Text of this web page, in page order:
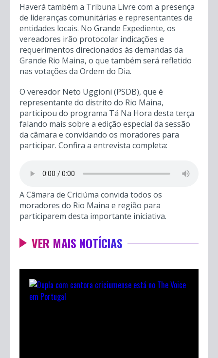
Haverá também a Tribuna Livre com a presença
de lideranças comunitárias e representantes de
entidades locais. No Grande Expediente, os
vereadores irão protocolar indicações e
requerimentos direcionados às demandas da
Grande Rio Maina, o que também será refletido
nas votações da Ordem do Dia.
O vereador Neto Uggioni (PSDB), que é
representante do distrito do Rio Maina,
participou do programa Tá Na Hora desta terça
falando mais sobre a edição especial da sessão
da câmara e convidando os moradores para
participar. Confira a entrevista completa:
A Câmara de Criciúma convida todos os
moradores do Rio Maina e região para
participarem desta importante iniciativa.
VER MAIS NOTÍCIAS